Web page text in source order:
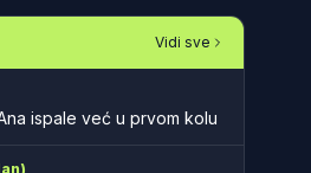
Vidi sve
ispale već u prvom kolu